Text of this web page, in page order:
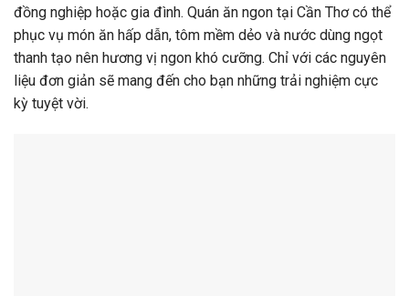
đồng nghiệp hoặc gia đình. Quán ăn ngon tại Cần Thơ có thể
phục vụ món ăn hấp dẫn, tôm mềm dẻo và nước dùng ngọt
thanh tạo nên hương vị ngon khó cưỡng. Chỉ với các nguyên
liệu đơn giản sẽ mang đến cho bạn những trải nghiệm cực
kỳ tuyệt vời.